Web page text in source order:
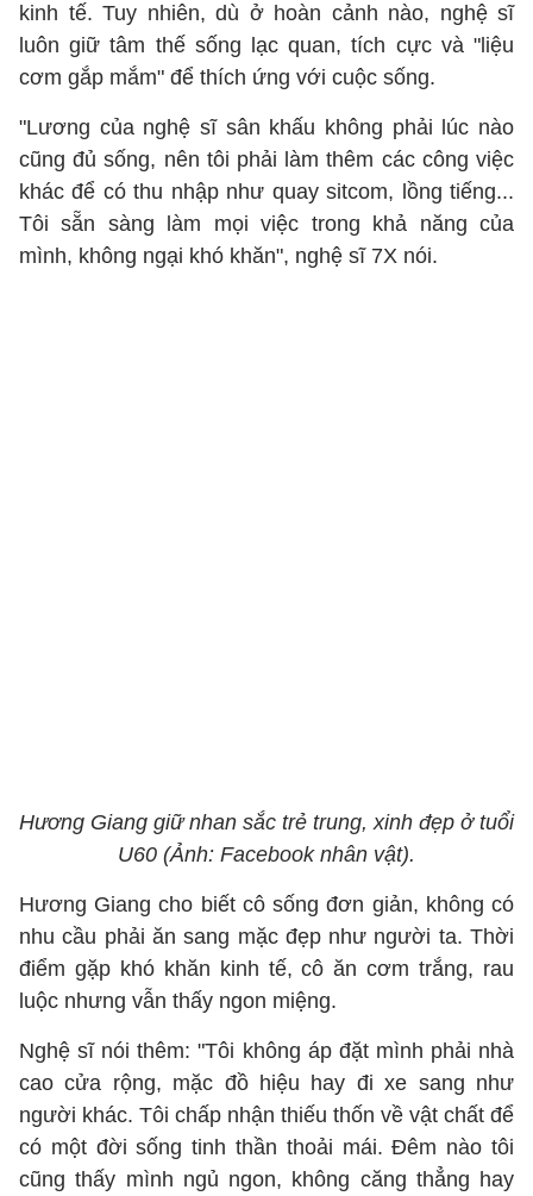
kinh tế. Tuy nhiên, dù ở hoàn cảnh nào, nghệ sĩ
luôn giữ tâm thế sống lạc quan, tích cực và "liệu
cơm gắp mắm" để thích ứng với cuộc sống.
"Lương của nghệ sĩ sân khấu không phải lúc nào
cũng đủ sống, nên tôi phải làm thêm các công việc
khác để có thu nhập như quay sitcom, lồng tiếng...
Tôi sẵn sàng làm mọi việc trong khả năng của
mình, không ngại khó khăn", nghệ sĩ 7X nói.
Hương Giang giữ nhan sắc trẻ trung, xinh đẹp ở tuổi
U60 (Ảnh: Facebook nhân vật).
Hương Giang cho biết cô sống đơn giản, không có
nhu cầu phải ăn sang mặc đẹp như người ta. Thời
điểm gặp khó khăn kinh tế, cô ăn cơm trắng, rau
luộc nhưng vẫn thấy ngon miệng.
Nghệ sĩ nói thêm: "Tôi không áp đặt mình phải nhà
cao cửa rộng, mặc đồ hiệu hay đi xe sang như
người khác. Tôi chấp nhận thiếu thốn về vật chất để
có một đời sống tinh thần thoải mái. Đêm nào tôi
cũng thấy mình ngủ ngon, không căng thẳng hay